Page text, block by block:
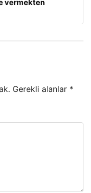
vermekten
Gerekli alanlar *